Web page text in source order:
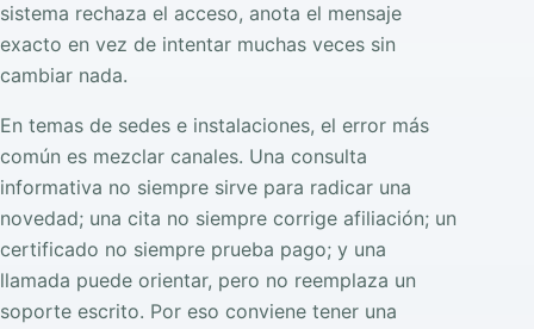
sistema rechaza el acceso, anota el mensaje
exacto en vez de intentar muchas veces sin
cambiar nada.
En temas de sedes e instalaciones, el error más
común es mezclar canales. Una consulta
informativa no siempre sirve para radicar una
novedad; una cita no siempre corrige afiliación; un
certificado no siempre prueba pago; y una
llamada puede orientar, pero no reemplaza un
soporte escrito. Por eso conviene tener una